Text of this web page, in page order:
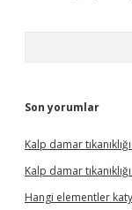
Son yorumlar
Kalp damar
Kalp damar
Hangi elementler